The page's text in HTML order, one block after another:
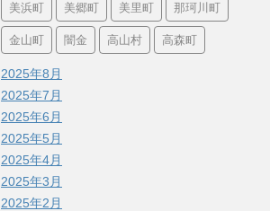
美浜町 美郷町 美里町 那珂川町
金山町 闇金 高山村 高森町
2025年8月
2025年7月
2025年6月
2025年5月
2025年4月
2025年3月
2025年2月